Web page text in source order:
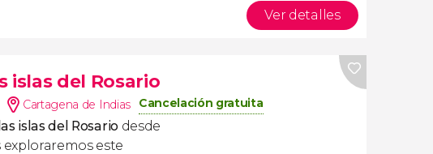
Ver detalles
islas del Rosario
Cartagena de Indias Cancelación gratuita
islas del Rosario desde
este